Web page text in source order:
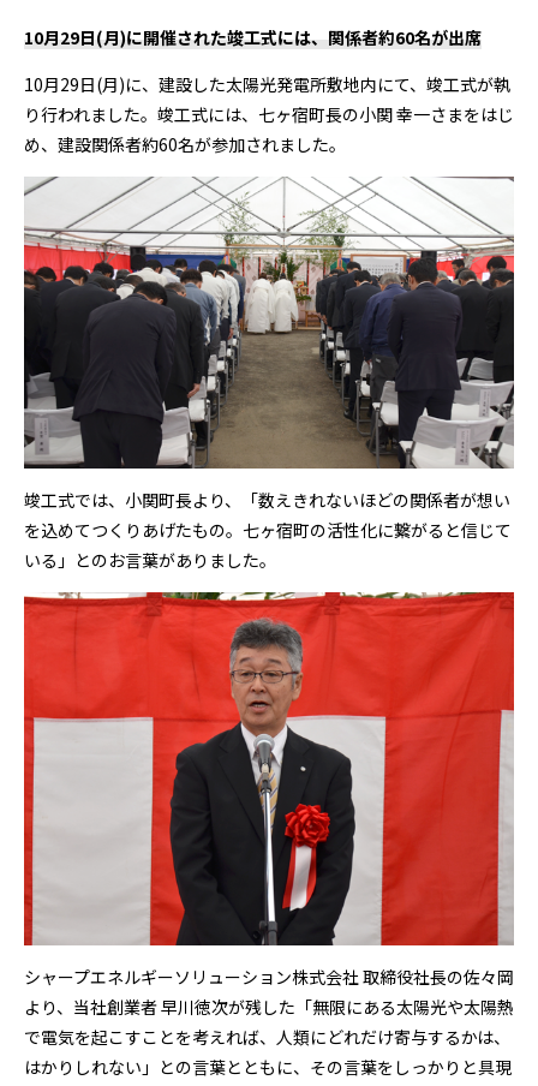
10月29日(月)に開催された竣工式には、関係者約60名が出席
10月29日(月)に、建設した太陽光発電所敷地内にて、竣工式が執
り行われました。竣工式には、七ヶ宿町長の小関 幸一さまをはじ
め、建設関係者約60名が参加されました。
竣工式では、小関町長より、「数えきれないほどの関係者が想い
を込めてつくりあげたもの。七ヶ宿町の活性化に繋がると信じて
いる」とのお言葉がありました。
シャープエネルギーソリューション株式会社 取締役社長の佐々岡
より、当社創業者 早川徳次が残した「無限にある太陽光や太陽熱
で電気を起こすことを考えれば、人類にどれだけ寄与するかは、
はかりしれない」との言葉とともに、その言葉をしっかりと具現